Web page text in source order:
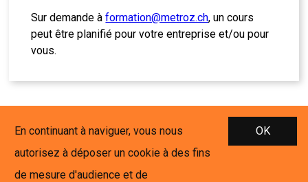
Sur demande àformation@metroz.ch, un cours
peut être planifié pour votre entreprise et/ou pour
vous.
En continuant à naviguer, vous nous
autorisez à déposer un cookie à des fins
de mesure d'audience et de
OK